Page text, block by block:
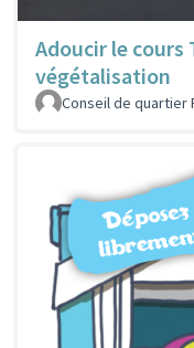
Adoucir le cours
végétalisation
Conseil de quartier